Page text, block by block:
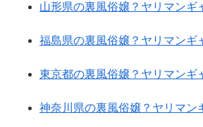
山形県の裏風俗嬢？ヤリマンギ
福島県の裏風俗嬢？ヤリマンギ
東京都の裏風俗嬢？ヤリマンギ
神奈川県の裏風俗嬢？ヤリマン